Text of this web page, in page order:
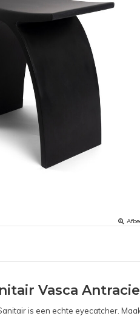
Vasca
is een echte eyecatcher.